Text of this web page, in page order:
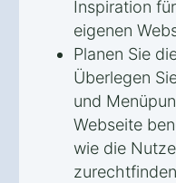
Inspiration
eigenen
Planen Sie
Überlegen
und
Webseite
wie die